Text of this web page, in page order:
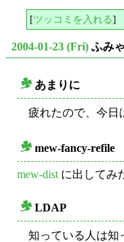
[ツッコミを入れる]
2004-01-23 (Fri) ふみ
あまりに
疲れたので、今日
mew-fancy-refile
mew-dist に出してみ
LDAP
知っている人は知